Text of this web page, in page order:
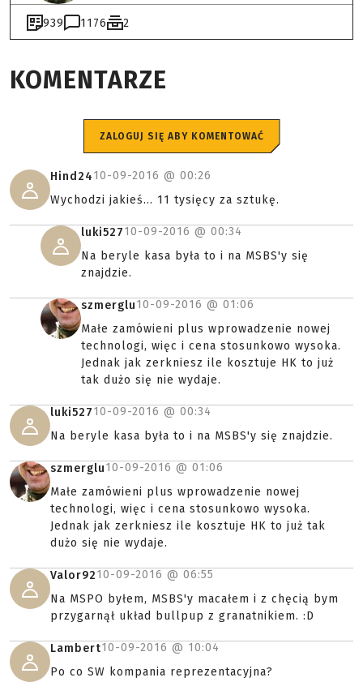
939 1176 2
KOMENTARZE
ZALOGUJ SIĘ ABY KOMENTOWAĆ
Hind2410-09-2016 @ 00:26
Wychodzi jakieś... 11 tysięcy za sztukę.
luki52710-09-2016 @ 00:34
Na beryle kasa była to i na MSBS'y się
znajdzie.
szmerglu10-09-2016 @ 01:06
Małe zamówieni plus wprowadzenie nowej
technologi, więc i cena stosunkowo wysoka.
Jednak jak zerkniesz ile kosztuje HK to już
tak dużo się nie wydaje.
luki52710-09-2016 @ 00:34
Na beryle kasa była to i na MSBS'y się znajdzie.
szmerglu10-09-2016 @ 01:06
Małe zamówieni plus wprowadzenie nowej
technologi, więc i cena stosunkowo wysoka.
Jednak jak zerkniesz ile kosztuje HK to już tak
dużo się nie wydaje.
Valor9210-09-2016 @ 06:55
Na MSPO byłem, MSBS'y macałem i z chęcią bym
przygarnął układ bullpup z granatnikiem. :D
Lambert10-09-2016 @ 10:04
Po co SW kompania reprezentacyjna?